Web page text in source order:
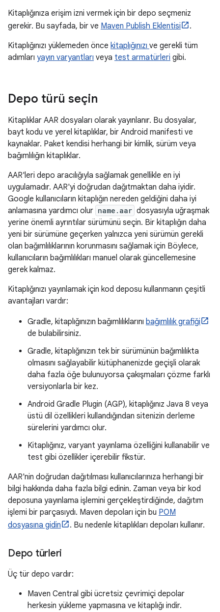
Kitaplığınıza erişim izni vermek için bir depo seçmeniz
gerekir. Bu sayfada, bir ve Maven Publish Eklentisi
.
Kitaplığınızı yüklemeden önce kitaplığınızı ve gerekli tüm
adımları yayın varyantları veya test armatürleri gibi.
Depo türü seçin
Kitaplıklar AAR dosyaları olarak yayınlanır. Bu dosyalar,
bayt kodu ve yerel kitaplıklar, bir Android manifesti ve
kaynaklar. Paket kendisi herhangi bir kimlik, sürüm veya
bağımlılığın kitaplıklar.
AAR'leri depo aracılığıyla sağlamak genellikle en iyi
uygulamadır. AAR'yi doğrudan dağıtmaktan daha iyidir.
Google kullanıcıların kitaplığın nereden geldiğini daha iyi
anlamasına yardımcı olur name.aar dosyasıyla uğraşmak
yerine önemli ayrıntılar sürümünü seçin. Bir kitaplığın daha
yeni bir sürümüne geçerken yalnızca yeni sürümün gerekli
olan bağımlılıklarının korunmasını sağlamak için Böylece,
kullanıcıların bağımlılıkları manuel olarak güncellemesine
gerek kalmaz.
Kitaplığınızı yayınlamak için kod deposu kullanmanın çeşitli
avantajları vardır:
Gradle, kitaplığınızın bağımlılıklarını bağımlılık grafiği
de bulabilirsiniz.
Gradle, kitaplığınızın tek bir sürümünün bağımlılıkta
olmasını sağlayabilir kütüphanenizde geçişli olarak
daha fazla öğe bulunuyorsa çakışmaları çözme farklı
versiyonlarla bir kez.
Android Gradle Plugin (AGP), kitaplığınız Java 8 veya
üstü dil özellikleri kullandığından sitenizin derleme
sürelerini yardımcı olur.
Kitaplığınız, varyant yayınlama özelliğini kullanabilir ve
test gibi özellikler içerebilir fikstür.
AAR'nin doğrudan dağıtılması kullanıcılarınıza herhangi bir
bilgi hakkında daha fazla bilgi edinin. Zaman veya bir kod
deposuna yayınlama işlemini gerçekleştirdiğinde, dağıtım
işlemi bir parçasıydı. Maven depoları için bu POM
dosyasına gidin
. Bu nedenle kitaplıkları depoları kullanır.
Depo türleri
Üç tür depo vardır:
Maven Central gibi ücretsiz çevrimiçi depolar
herkesin yükleme yapmasına ve kitaplığı indir.